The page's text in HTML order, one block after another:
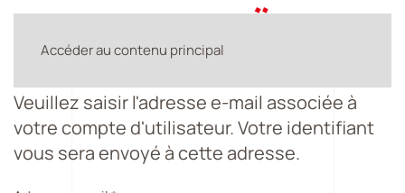
Accéder au contenu principal
Veuillez saisir l'adresse e-mail associée à
votre compte d'utilisateur. Votre identifiant
vous sera envoyé à cette adresse.